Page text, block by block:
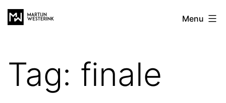
Ga
naar
inhoud
Martijn
Menu
Tag: finale